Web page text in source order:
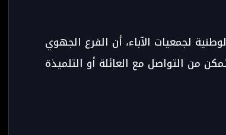
لجمعيات الآباء، أن الفرع الجهوي
من التواصل مع العائلة أو التلميذة